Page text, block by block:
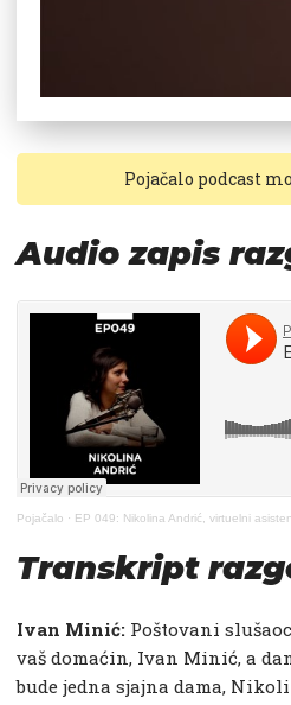
Pojačalo podcast
Audio zapis
Pojačalo · EP 049: Nikolina Andrić, virtuelni
Transkript
Ivan Minić: Poštovani
vaš domaćin, Ivan Minić, a
bude jedna sjajna dama,